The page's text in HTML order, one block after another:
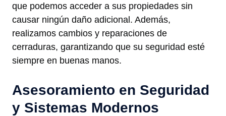
que podemos acceder a sus propiedades sin
causar ningún daño adicional. Además,
realizamos cambios y reparaciones de
cerraduras, garantizando que su seguridad esté
siempre en buenas manos.
Asesoramiento en Seguridad
y Sistemas Modernos